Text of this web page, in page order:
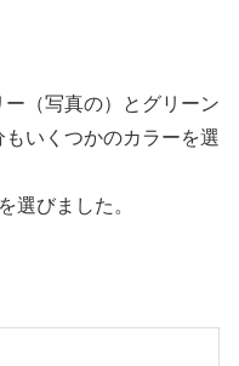
（写真の）とグリーン
いくつかのカラーを選
選びました。